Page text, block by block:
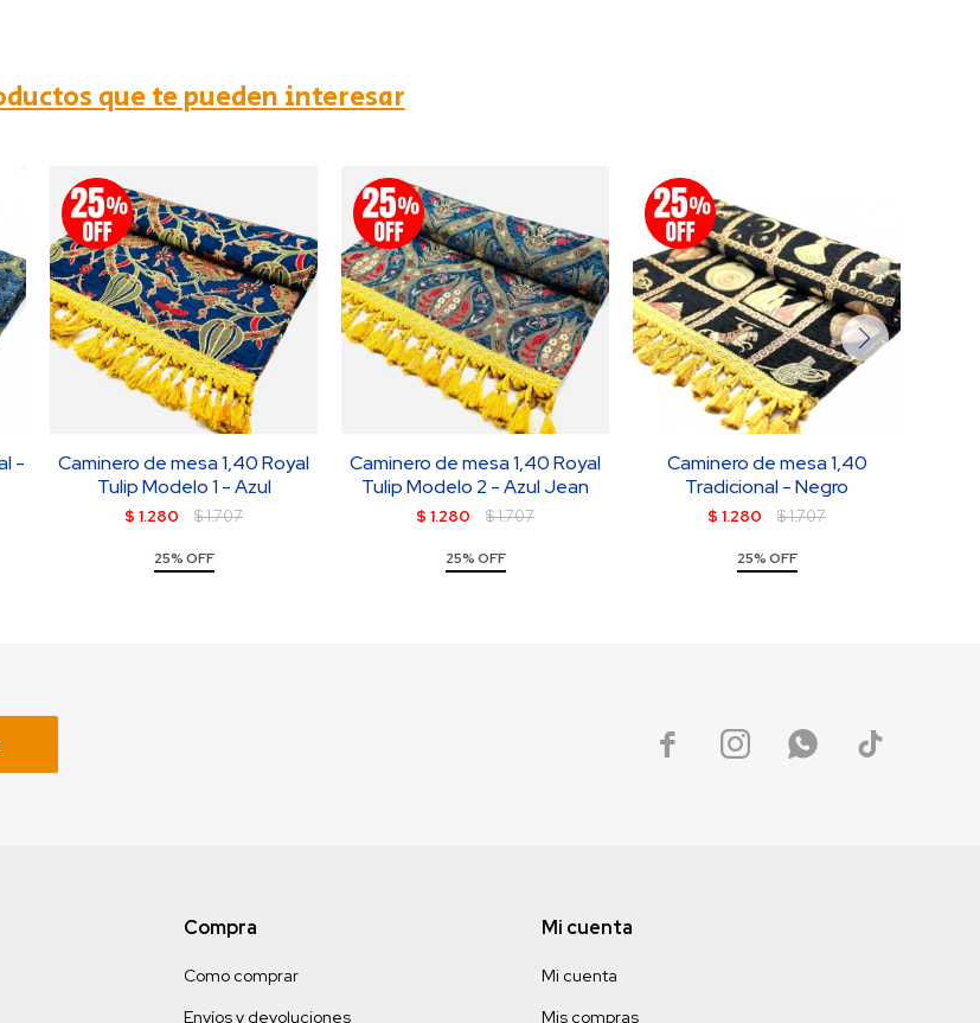
que te pueden interesar
-
Caminero de mesa 1,40 Royal
Tulip Modelo 1 - Azul
$ 1.280 $1.707
25% OFF
Caminero de mesa 1,40 Royal
Tulip Modelo 2 - Azul Jean
$ 1.280 $1.707
25% OFF
Caminero de mesa 1,40
Tradicional - Negro
$ 1.280 $1.707
25% OFF
   
Compra
Como comprar
Envíos y devoluciones
Mi cuenta
Mi cuenta
Mis compras